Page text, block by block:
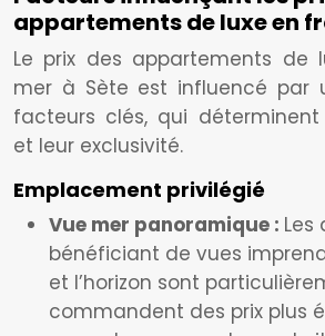
appartements de luxe en
Le prix des appartements de
mer à Sète est influencé par
facteurs clés, qui
et leur exclusivité.
Emplacement privilégié
Vue mer panoramique :
bénéficiant de vues
et l’horizon sont
commandent des prix plus